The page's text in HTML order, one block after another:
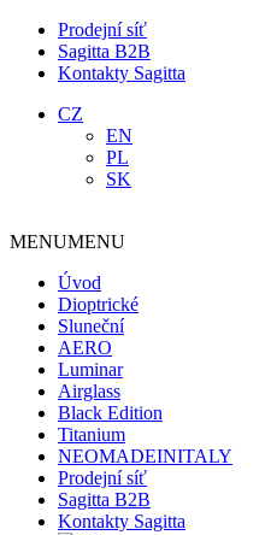
Prodejní síť
Sagitta B2B
Kontakty Sagitta
CZ
EN
PL
SK
MENUMENU
Úvod
Dioptrické
Sluneční
AERO
Luminar
Airglass
Black Edition
Titanium
NEOMADEINITALY
Prodejní síť
Sagitta B2B
Kontakty Sagitta